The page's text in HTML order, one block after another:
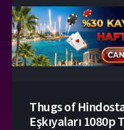
Thugs of
Eşkıyaları 1080p